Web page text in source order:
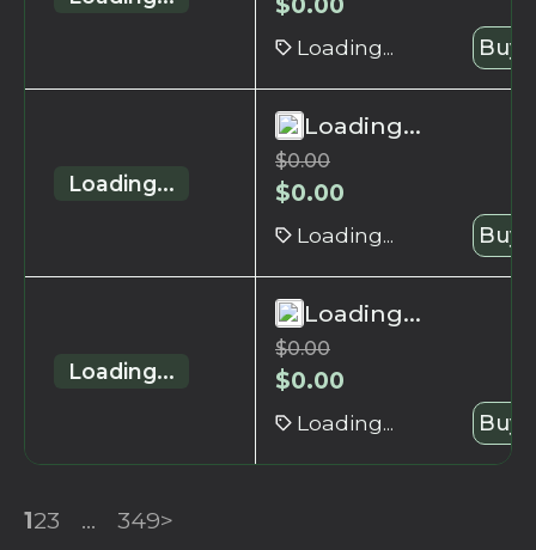
Loading... Buy
Loading...
Loading...
$0.00
$0.00
Loading... Buy
Loading...
Loading...
$0.00
$0.00
Loading... Buy
123 ... 349>